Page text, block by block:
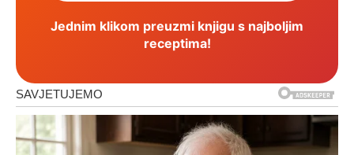
Jednim klikom preuzmi knjigu s najboljim
receptima!